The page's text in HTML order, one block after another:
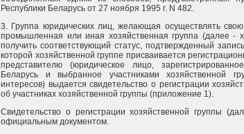
Республики Беларусь от 27 ноября 1995 г. N 482.
3. Группа юридических лиц, желающая осуществлять
промышленная или иная хозяйственная группа (далее -
получить соответствующий статус, подтвержденный
которой хозяйственной группе присваивается
представителю (юридическое лицо,
Беларусь и выбранное участниками хозяйственной
интересов) выдается свидетельство о регистрации
об участниках хозяйственной группы (приложение 1).
Свидетельство о регистрации хозяйственной группы
официальным документом.